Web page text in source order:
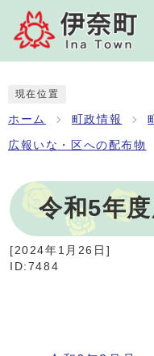
現在位置
ホーム 町政情報
広報いな・区への配布物
令和5年
[2024年1月26日 ]
ID:7484